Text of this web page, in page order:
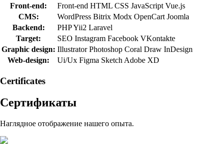
Front-end:
Front-end HTML CSS JavaScript Vue.js
CMS:
WordPress Bitrix Modx OpenCart Joomla
Backend:
PHPYii2 Laravel
Target:
SEO Instagram Facebook VKontakte
Graphic design: Illustrator Photoshop Coral Draw InDesign
Web-design:
Ui/Ux Figma Sketch Adobe XD
Сertificates
Сертификаты
Наглядное отображение нашего опыта.